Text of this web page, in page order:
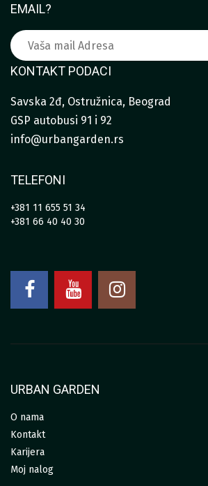
EMAIL?
KONTAKT PODACI
Savska 2đ, Ostružnica, Beograd
GSP autobusi 91 i 92
info@urbangarden.rs
TELEFONI
+381 11 655 51 34
+381 66 40 40 30
URBAN GARDEN
O nama
Kontakt
Karijera
Moj nalog